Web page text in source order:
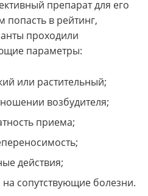
препарат для его
попасть в рейтинг,
проходили
параметры:
или растительный;
возбудителя;
приема;
действия;
сопутствующие болезни.